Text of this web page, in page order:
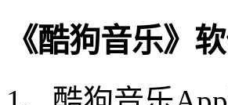
《酷狗音乐》